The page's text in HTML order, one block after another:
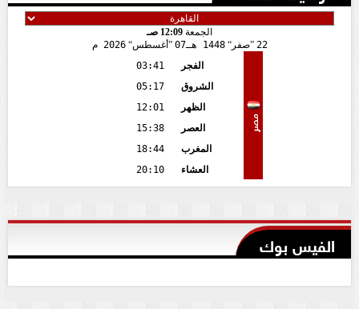
الجمعة 12:09 صـ
22
صفر 1448 هـ 07 أغسطس 2026 م
مصر
الفجر
03:41
الشروق
05:17
الظهر
12:01
العصر
15:38
المغرب
18:44
العشاء
20:10
الفيس بوك